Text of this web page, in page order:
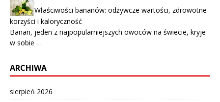
Właściwości bananów: odżywcze wartości, zdrowotne
korzyści i kaloryczność
Banan, jeden z najpopularniejszych owoców na świecie, kryje
w sobie …
ARCHIWA
sierpień 2026